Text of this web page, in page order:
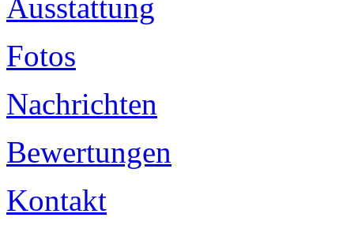
Ausstattung
Fotos
Nachrichten
Bewertungen
Kontakt